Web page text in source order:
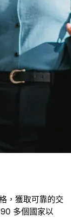
，獲取可靠的交
多個國家以